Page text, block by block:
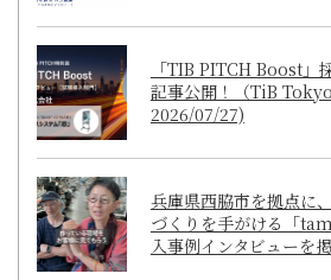
「TIB PITCH Boost」
記事公開！（TiB
2026/07/27)
兵庫県西脇市を拠点に
づくりを手がける「
入事例インタビューを